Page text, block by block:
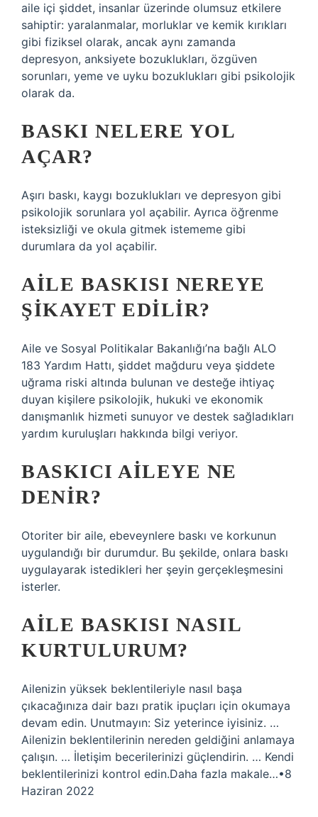
aile içi şiddet, insanlar üzerinde olumsuz etkilere
sahiptir: yaralanmalar, morluklar ve kemik kırıkları
gibi fiziksel olarak, ancak aynı zamanda
depresyon, anksiyete bozuklukları, özgüven
sorunları, yeme ve uyku bozuklukları gibi psikolojik
olarak da.
BASKI NELERE YOL
AÇAR?
Aşırı baskı, kaygı bozuklukları ve depresyon gibi
psikolojik sorunlara yol açabilir. Ayrıca öğrenme
isteksizliği ve okula gitmek istememe gibi
durumlara da yol açabilir.
AILE BASKISI NEREYE
ŞIKAYET EDILIR?
Aile ve Sosyal Politikalar Bakanlığı’na bağlı ALO
183 Yardım Hattı, şiddet mağduru veya şiddete
uğrama riski altında bulunan ve desteğe ihtiyaç
duyan kişilere psikolojik, hukuki ve ekonomik
danışmanlık hizmeti sunuyor ve destek sağladıkları
yardım kuruluşları hakkında bilgi veriyor.
BASKICI AILEYE NE
DENIR?
Otoriter bir aile, ebeveynlere baskı ve korkunun
uygulandığı bir durumdur. Bu şekilde, onlara baskı
uygulayarak istedikleri her şeyin gerçekleşmesini
isterler.
AILE BASKISI NASIL
KURTULURUM?
Ailenizin yüksek beklentileriyle nasıl başa
çıkacağınıza dair bazı pratik ipuçları için okumaya
devam edin. Unutmayın: Siz yeterince iyisiniz. …
Ailenizin beklentilerinin nereden geldiğini anlamaya
çalışın. … İletişim becerilerinizi güçlendirin. … Kendi
beklentilerinizi kontrol edin.Daha fazla makale…•8
Haziran 2022